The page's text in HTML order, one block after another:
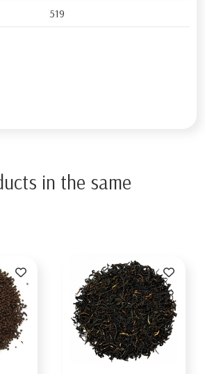
519
in the same